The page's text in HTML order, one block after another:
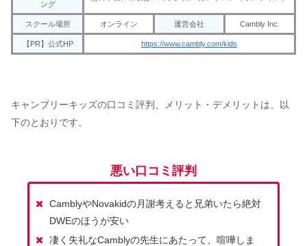
ング
スクール場所 オンライン 運営会社 Cambly Inc.
【PR】公式HP https://www.cambly.com/kids
キャンブリーキッズの口コミ評判、メリット・デメリットは、以
下のとおりです。
悪い口コミ評判
CamblyやNovakidの月謝考えると兄弟いたら絶対
DWEのほうが安い
凄く失礼なCamblyの先生にあたって、喧嘩しま